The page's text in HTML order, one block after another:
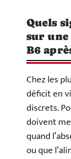
Quels
sur
B6
Chez les
déficit en
discrets.
doivent
quand
ou que